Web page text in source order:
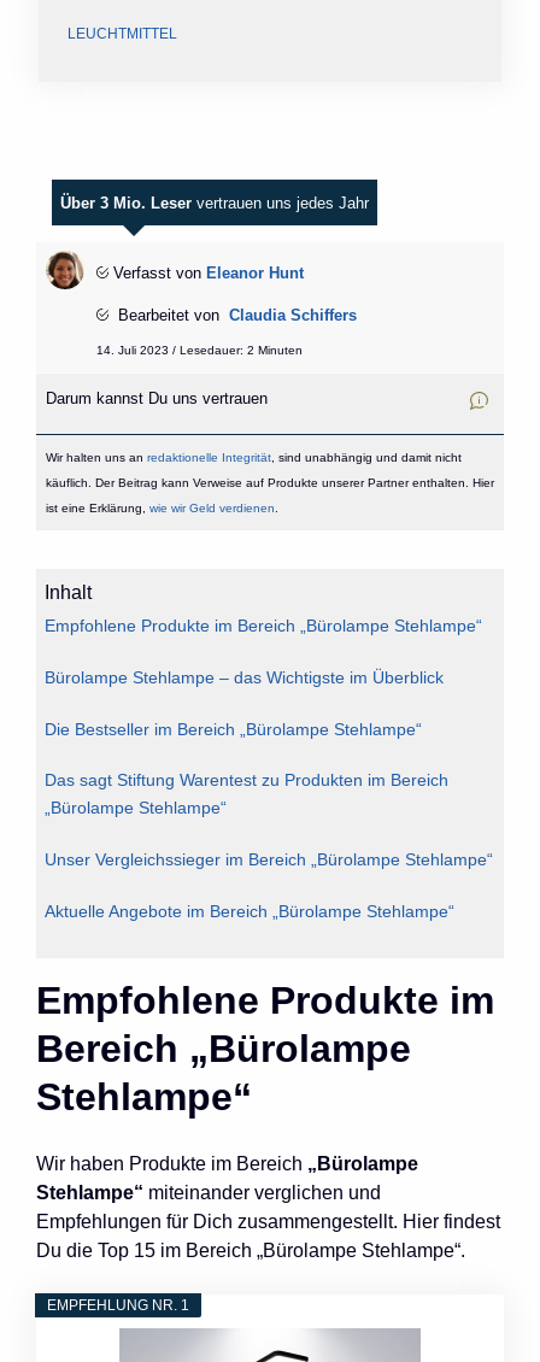
LEUCHTMITTEL
Über 3 Mio. Leser vertrauen uns jedes Jahr
Verfasst von Eleanor Hunt
Bearbeitet von Claudia Schiffers
14. Juli 2023 / Lesedauer: 2 Minuten
Darum kannst Du uns vertrauen
Wir halten uns an redaktionelle Integrität, sind unabhängig und damit nicht
käuflich. Der Beitrag kann Verweise auf Produkte unserer Partner enthalten. Hier
ist eine Erklärung, wie wir Geld verdienen
Inhalt
Empfohlene Produkte im Bereich „Bürolampe Stehlampe“
Bürolampe Stehlampe – das Wichtigste im Überblick
Die Bestseller im Bereich „Bürolampe Stehlampe“
Das sagt Stiftung Warentest zu Produkten im Bereich
„Bürolampe Stehlampe“
Unser Vergleichssieger im Bereich „Bürolampe Stehlampe“
Aktuelle Angebote im Bereich „Bürolampe Stehlampe“
Empfohlene Produkte im
Bereich „Bürolampe
Stehlampe“
Wir haben Produkte im Bereich „Bürolampe
Stehlampe“ miteinander verglichen und
Empfehlungen für Dich zusammengestellt. Hier findest
Du die Top 15 im Bereich „Bürolampe Stehlampe“.
EMPFEHLUNG NR. 1